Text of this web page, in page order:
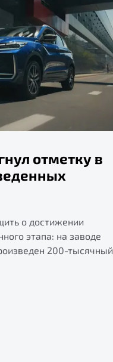
отметку в
о достижении
этапа: на заводе
200-тысячный